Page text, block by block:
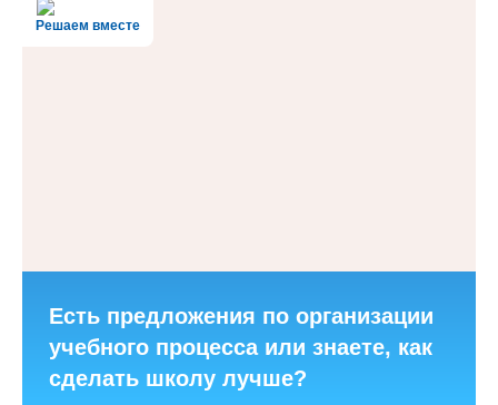
Решаем вместе
Есть предложения по организации
учебного процесса или знаете, как
сделать школу лучше?